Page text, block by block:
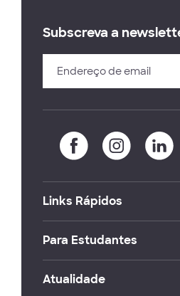
Subscreva a
Links Rápidos
Para Estudantes
Atualidade